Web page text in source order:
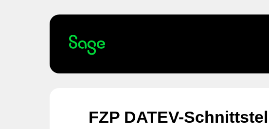
FZP DATEV-